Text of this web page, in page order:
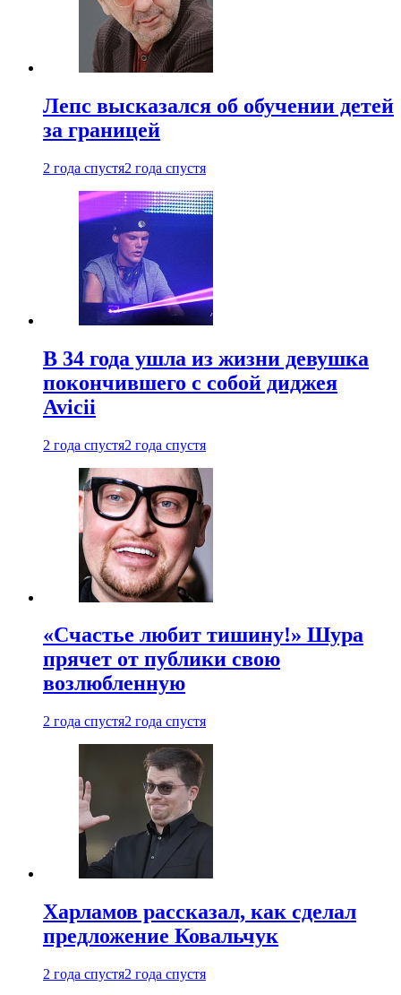
Лепс высказался об обучении детей
за границей
2 года спустя2 года спустя
В 34 года ушла из жизни девушка
покончившего с собой диджея
Avicii
2 года спустя2 года спустя
«Счастье любит тишину!» Шура
прячет от публики свою
возлюбленную
2 года спустя2 года спустя
Харламов рассказал, как сделал
предложение Ковальчук
2 года спустя2 года спустя